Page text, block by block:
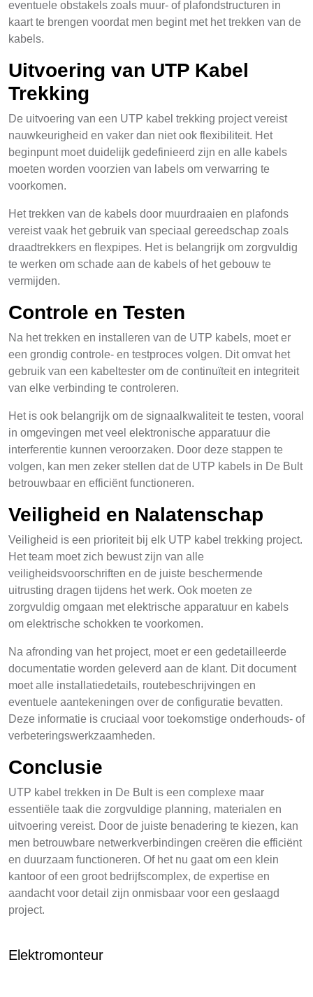
eventuele obstakels zoals muur- of plafondstructuren in
kaart te brengen voordat men begint met het trekken van de
kabels.
Uitvoering van UTP Kabel
Trekking
De uitvoering van een UTP kabel trekking project vereist
nauwkeurigheid en vaker dan niet ook flexibiliteit. Het
beginpunt moet duidelijk gedefinieerd zijn en alle kabels
moeten worden voorzien van labels om verwarring te
voorkomen.
Het trekken van de kabels door muurdraaien en plafonds
vereist vaak het gebruik van speciaal gereedschap zoals
draadtrekkers en flexpipes. Het is belangrijk om zorgvuldig
te werken om schade aan de kabels of het gebouw te
vermijden.
Controle en Testen
Na het trekken en installeren van de UTP kabels, moet er
een grondig controle- en testproces volgen. Dit omvat het
gebruik van een kabeltester om de continuïteit en integriteit
van elke verbinding te controleren.
Het is ook belangrijk om de signaalkwaliteit te testen, vooral
in omgevingen met veel elektronische apparatuur die
interferentie kunnen veroorzaken. Door deze stappen te
volgen, kan men zeker stellen dat de UTP kabels in De Bult
betrouwbaar en efficiënt functioneren.
Veiligheid en Nalatenschap
Veiligheid is een prioriteit bij elk UTP kabel trekking project.
Het team moet zich bewust zijn van alle
veiligheidsvoorschriften en de juiste beschermende
uitrusting dragen tijdens het werk. Ook moeten ze
zorgvuldig omgaan met elektrische apparatuur en kabels
om elektrische schokken te voorkomen.
Na afronding van het project, moet er een gedetailleerde
documentatie worden geleverd aan de klant. Dit document
moet alle installatiedetails, routebeschrijvingen en
eventuele aantekeningen over de configuratie bevatten.
Deze informatie is cruciaal voor toekomstige onderhouds- of
verbeteringswerkzaamheden.
Conclusie
UTP kabel trekken in De Bult is een complexe maar
essentiële taak die zorgvuldige planning, materialen en
uitvoering vereist. Door de juiste benadering te kiezen, kan
men betrouwbare netwerkverbindingen creëren die efficiënt
en duurzaam functioneren. Of het nu gaat om een klein
kantoor of een groot bedrijfscomplex, de expertise en
aandacht voor detail zijn onmisbaar voor een geslaagd
project.
Elektromonteur